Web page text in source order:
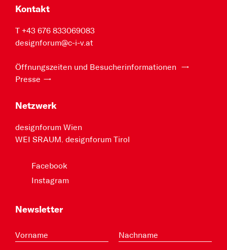
Kontakt
T +43 676 833069083
designforum@c-i-v.at
Öffnungszeiten und Besucherinformationen
Presse
Netzwerk
designforum Wien
WEI SRAUM. designforum Tirol
Facebook
Instagram
Newsletter